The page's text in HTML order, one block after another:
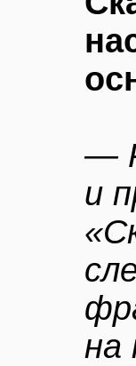
—
и
на